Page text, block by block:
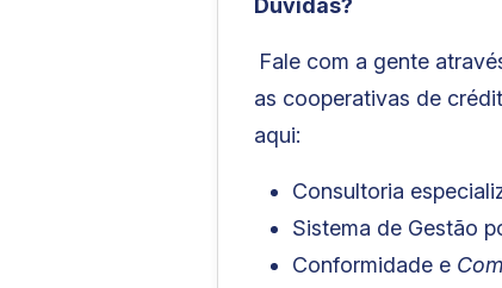
Dúvidas?
Fale com a gente
as cooperativas de
aqui:
Consultoria
Sistema de Gestão
Conformidade e